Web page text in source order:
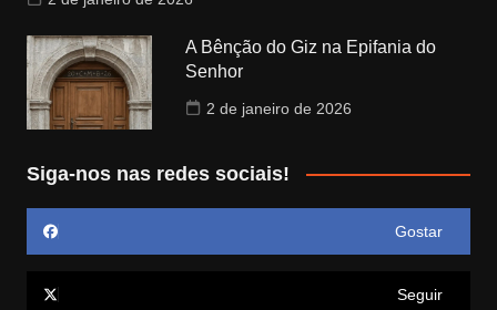
A Bênção do Giz na Epifania do
Senhor
2 de janeiro de 2026
Siga-nos nas redes sociais!
Gostar
Seguir